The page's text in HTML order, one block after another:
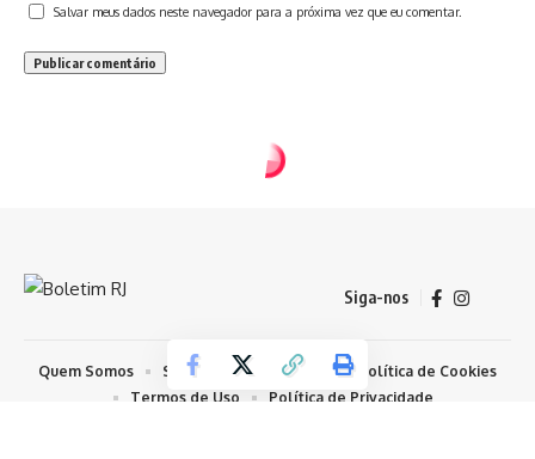
Salvar meus dados neste navegador para a próxima vez que eu comentar.
Siga-nos
Quem Somos Sobre Nosso Conteúdo
Política de Cookies
Termos de Uso
Política de Privacidade